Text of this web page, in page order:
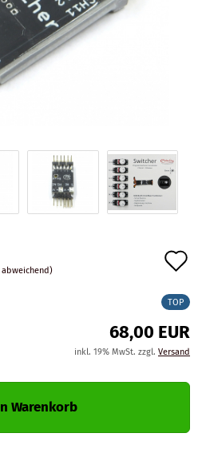
abweichend)
TOP
68,00 EUR
inkl. 19% MwSt. zzgl. Versand
Warenkorb